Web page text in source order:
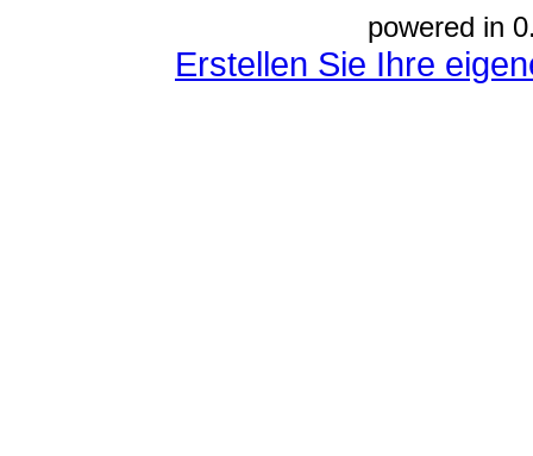
powered in
Erstellen Sie Ihre